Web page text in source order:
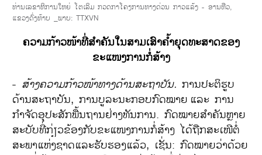
ທ່ານເລຂາທິການໃຫຍ່ ໂຕເລິມ ກວດກາໂຄງການທາງດ່ວນ ກາວແລ້ງ - ອານຫືວ,
ແຂວງດົ່ງທ້າບ
_ພາບ: TTXVN
ຄວາມກ້າວໜ້າທີ່ສຳຄັນໃນສາມເສົາຄໍ້າຍຸດທະສາດຂອງ
ຂະແໜງການກໍ່ສ້າງ
- ສ້າງຄວາມກ້າວໜ້າທາງດ້ານສະຖາບັນ. ການປະຕິຮູບ
ດ້ານສະຖາບັນ, ການບູລະນະກອບກົດໝາຍ ແລະ ການ
ກຳຈັດອຸປະສັກພື້ນຖານຢ່າງທັນການ. ກົດໝາຍສຳຄັນຫຼາຍ
ສະບັບທີ່ກ່ຽວຂ້ອງກັບຂະແໜງການກໍ່ສ້າງ ໄດ້ຖືກສະເໜີຕໍ່
ສະພາແຫ່ງຊາດແລະຮັບຮອງແລ້ວ, ເຊັ່ນ: ກົດໝາຍວ່າດ້ວຍ